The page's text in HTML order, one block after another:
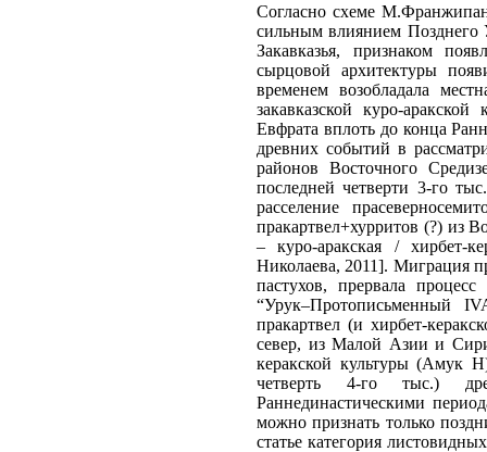
Согласно схеме
сильным влиянием Позднего
Закавказья, признаком
сырцовой архитектуры
временем возобладала
закавказской куро-
Евфрата вплоть до конца
древних событий в
районов Восточного
последней четверти 3-го
расселение
пракартвел+хурритов (?) из
– куро-аракская / хирбет-
Николаева, 2011]. Миграция
пастухов, прервала
“Урук–Протописьменный
пракартвел (и хирбет-
север, из Малой Азии и
керакской культуры (Амук
четверть 4-го тыс.)
Раннединастическими
можно признать только
статье категория